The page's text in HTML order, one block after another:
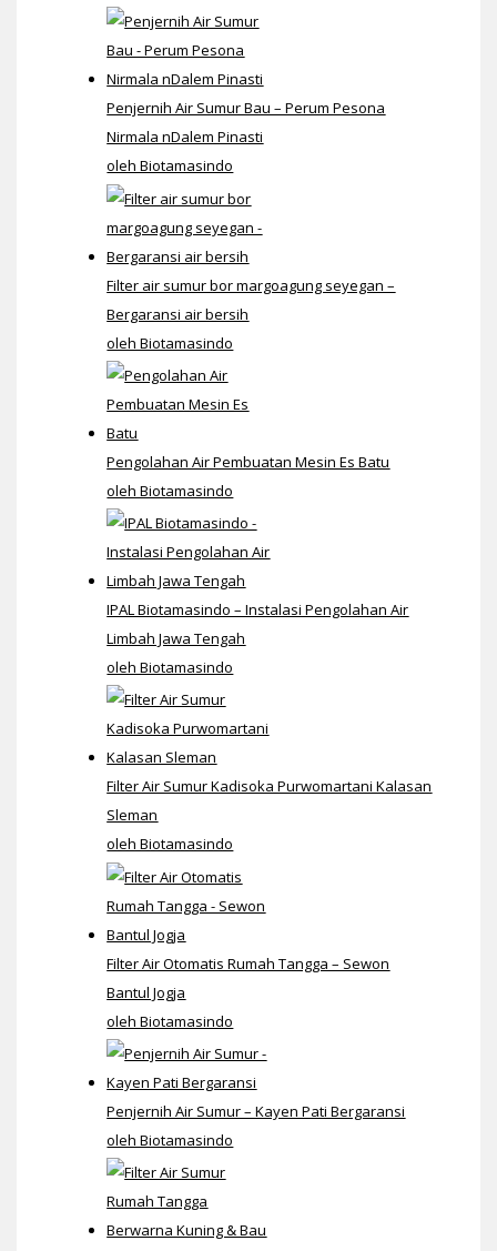
Penjernih Air Sumur Bau – Perum Pesona
Nirmala nDalem Pinasti
oleh Biotamasindo
Filter air sumur bor margoagung seyegan –
Bergaransi air bersih
oleh Biotamasindo
Pengolahan Air Pembuatan Mesin Es Batu
oleh Biotamasindo
IPAL Biotamasindo – Instalasi Pengolahan Air
Limbah Jawa Tengah
oleh Biotamasindo
Filter Air Sumur Kadisoka Purwomartani Kalasan
Sleman
oleh Biotamasindo
Filter Air Otomatis Rumah Tangga – Sewon
Bantul Jogja
oleh Biotamasindo
Penjernih Air Sumur – Kayen Pati Bergaransi
oleh Biotamasindo